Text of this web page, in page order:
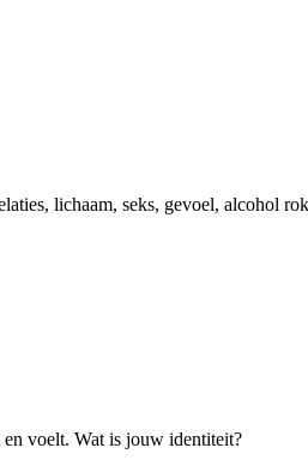
lichaam, seks, gevoel, alcohol
voelt. Wat is jouw identiteit?